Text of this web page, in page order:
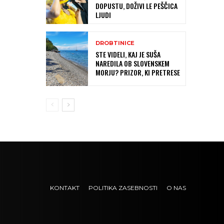
DOPUSTU, DOŽIVI LE PEŠČICA
LJUDI
DROBTINICE
STE VIDELI, KAJ JE SUŠA
NAREDILA OB SLOVENSKEM
MORJU? PRIZOR, KI PRETRESE
KONTAKT POLITIKA ZASEBNOSTI O NAS